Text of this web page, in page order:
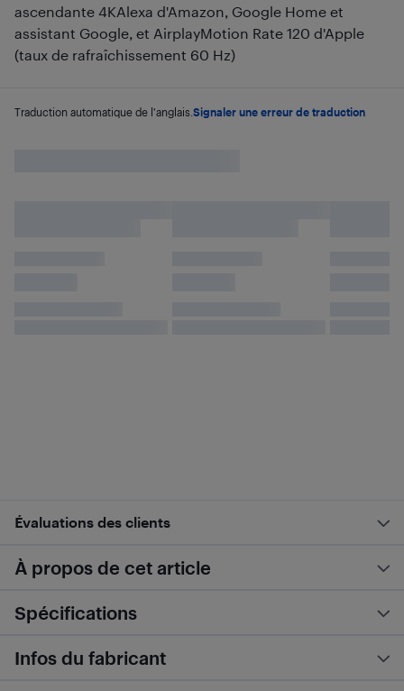
ascendante 4KAlexa d'Amazon, Google Home et
assistant Google, et AirplayMotion Rate 120 d'Apple
(taux de rafraîchissement 60 Hz)
Traduction automatique de l'anglais. Signaler une erreur de traduction
Évaluations des clients
À propos de cet article
Spécifications
Infos du fabricant